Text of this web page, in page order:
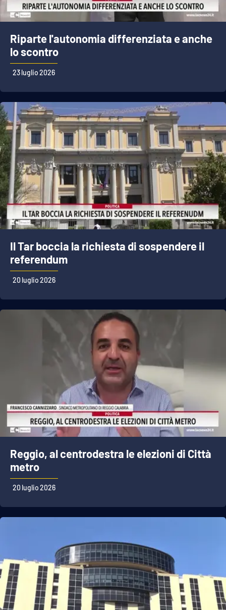
Riparte l'autonomia differenziata e anche
lo scontro
23 luglio 2026
Il Tar boccia la richiesta di sospendere il
referendum
20 luglio 2026
Reggio, al centrodestra le elezioni di Città
metro
20 luglio 2026